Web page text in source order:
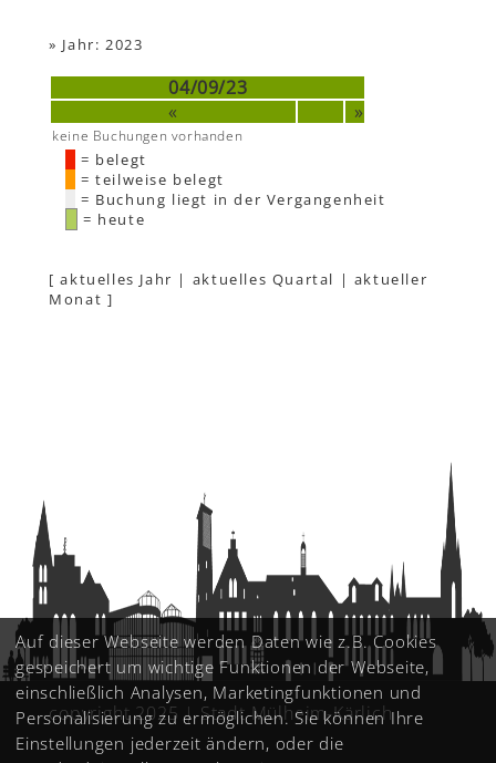
» Jahr: 2023
04/09/23
«
»
keine Buchungen vorhanden
= belegt
= teilweise belegt
= Buchung liegt in der Vergangenheit
= heute
[aktuelles Jahr | aktuelles Quartal | aktueller
Monat ]
copyright 2025 | Stadt Mülheim-Kärlich
Auf dieser Webseite werden Daten wie z.B. Cookies
gespeichert um wichtige Funktionen der Webseite,
einschließlich Analysen, Marketingfunktionen und
Personalisierung zu ermöglichen. Sie können Ihre
Einstellungen jederzeit ändern, oder die